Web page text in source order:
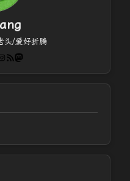
头/爱好折腾
RSS FeedMastodon